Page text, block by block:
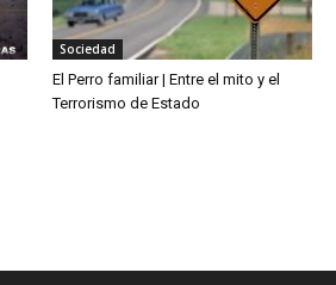
Sociedad
El Perro familiar | Entre el mito y el
Terrorismo de Estado